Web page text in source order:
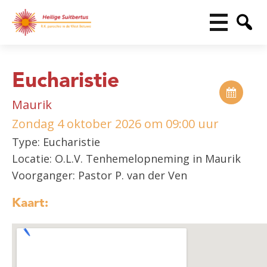
Eucharistie
Maurik
Zondag 4 oktober 2026 om 09:00 uur
Type: Eucharistie
Locatie: O.L.V. Tenhemelopneming in Maurik
Voorganger: Pastor P. van der Ven
Kaart: